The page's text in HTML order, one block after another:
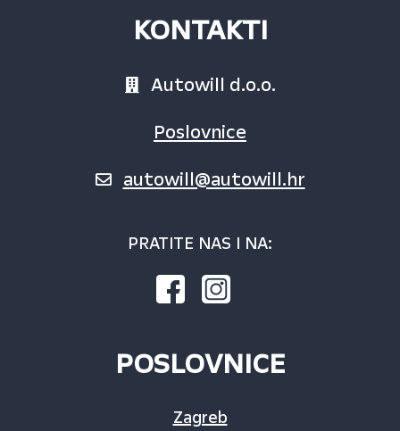
KONTAKTI
Autowill d.o.o.
Poslovnice
autowill@autowill.hr
PRATITE NAS I NA:
POSLOVNICE
Zagreb